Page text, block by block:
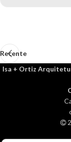
Recente
Isa + Ortiz